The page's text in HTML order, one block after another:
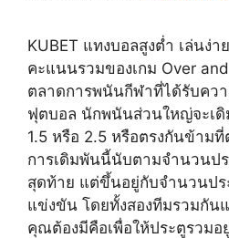
KUBET แทงบอลสูงต่ำ เล่นง่า
คะแนนรวมของเกม Over
ตลาดการพนันกีฬาที่ได้รับคว
ฟุตบอล นักพนันส่วนใหญ่จะเดิ
1.5 หรือ 2.5 หรือตรงกันข้าม
การเดิมพันนี้นับตามจำนวนป
สุดท้าย แต่ขึ้นอยู่กับจำนวนปร
แข่งขัน โดยทั้งสองทีมรวมกัน
คุณต้องมีคือเพื่อให้ประตูรวมอ